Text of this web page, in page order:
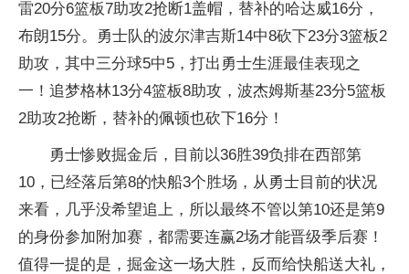
雷20分6篮板7助攻2抢断1盖帽，替补的哈达威16分，
布朗15分。勇士队的波尔津吉斯14中8砍下23分3篮板2
助攻，其中三分球5中5，打出勇士生涯最佳表现之
一！追梦格林13分4篮板8助攻，波杰姆斯基23分5篮板
2助攻2抢断，替补的佩顿也砍下16分！
勇士惨败掘金后，目前以36胜39负排在西部第
10，已经落后第8的快船3个胜场，从勇士目前的状况
来看，几乎没希望追上，所以最终不管以第10还是第9
的身份参加附加赛，都需要连赢2场才能晋级季后赛！
值得一提的是，掘金这一场大胜，反而给快船送大礼，